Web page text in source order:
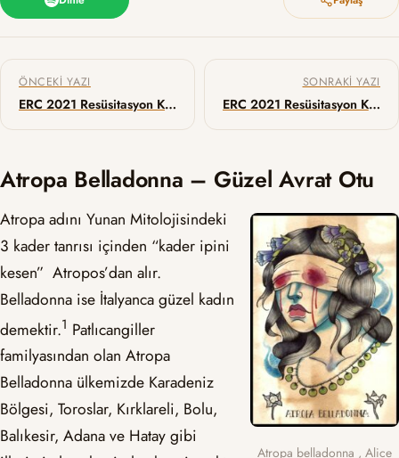
Yazı gezinmesi
ÖNCEKI YAZI
ERC 2021 Resüsitasyon Kılavuzu – Avrupa Kardiyak Arrest Epidemiyolojisi
SONRAKI YAZI
ERC 2021 Resüsitasyon Kılavuzu – Resüsitasyon Etiği ve Yaşam Sonu Kararları
Atropa Belladonna – Güzel Avrat Otu
Atropa belladonna , Alice
Atropa adını Yunan Mitolojisindeki
3 kader tanrısı içinden “kader ipini
kesen” Atropos’dan alır.
Belladonna ise İtalyanca güzel kadın
demektir.​1​ Patlıcangiller
familyasından olan Atropa
Belladonna ülkemizde Karadeniz
Bölgesi, Toroslar, Kırklareli, Bolu,
Balıkesir, Adana ve Hatay gibi